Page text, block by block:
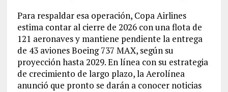
Para respaldar esa operación, Copa Airlines
estima contar al cierre de 2026 con una flota de
121 aeronaves y mantiene pendiente la entrega
de 43 aviones Boeing 737 MAX, según su
proyección hasta 2029. En línea con su estrategia
de crecimiento de largo plazo, la Aerolínea
anunció que pronto se darán a conocer noticias